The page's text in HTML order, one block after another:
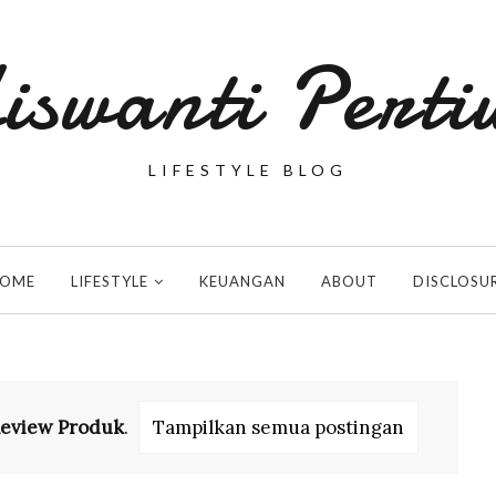
LIFESTYLE BLOG
LIFESTYLE KEUANGAN ABOUT
Produk. Tampilkan semua postingan